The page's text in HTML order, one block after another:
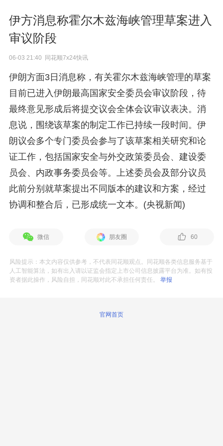
伊方消息称霍尔木兹海峡管理草案进入
审议阶段
06-03 21:40 同花顺7x24快讯
伊朗方面3日消息称，有关霍尔木兹海峡管理的草案
目前已进入伊朗最高国家安全委员会审议阶段，待
最终意见形成后将提交议会全体会议审议表决。消
息说，围绕该草案的制定工作已持续一段时间。伊
朗议会多个专门委员会参与了该草案相关研究和论
证工作，包括国家安全与外交政策委员会、建设委
员会、内政事务委员会等。上述委员会及部分议员
此前分别就草案提出不同版本的建议和方案，经过
协调和整合后，已形成统一文本。(央视新闻)
微信 朋友圈 60
风险提示：本文内容仅供参考，不代表同花顺观点。同花顺各类信息服务基于
人工智能算法，如有出入请以证监会指定上市公司信息披露平台为准。如有投
资者据此操作，风险自担，同花顺对此不承担任何责任。举报
官网首页